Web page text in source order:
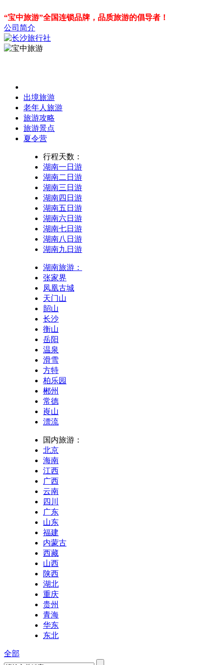
“宝中旅游”全国连锁品牌，品质旅游的倡导者！
公司简介
出境旅游
老年人旅游
旅游攻略
旅游景点
夏令营
行程天数：
湖南一日游
湖南二日游
湖南三日游
湖南四日游
湖南五日游
湖南六日游
湖南七日游
湖南八日游
湖南九日游
湖南旅游：
张家界
凤凰古城
天门山
韶山
长沙
衡山
岳阳
温泉
滑雪
方特
柏乐园
郴州
常德
崀山
漂流
国内旅游：
北京
海南
江西
广西
云南
四川
广东
山东
福建
内蒙古
西藏
山西
陕西
湖北
重庆
贵州
青海
华东
东北
全部